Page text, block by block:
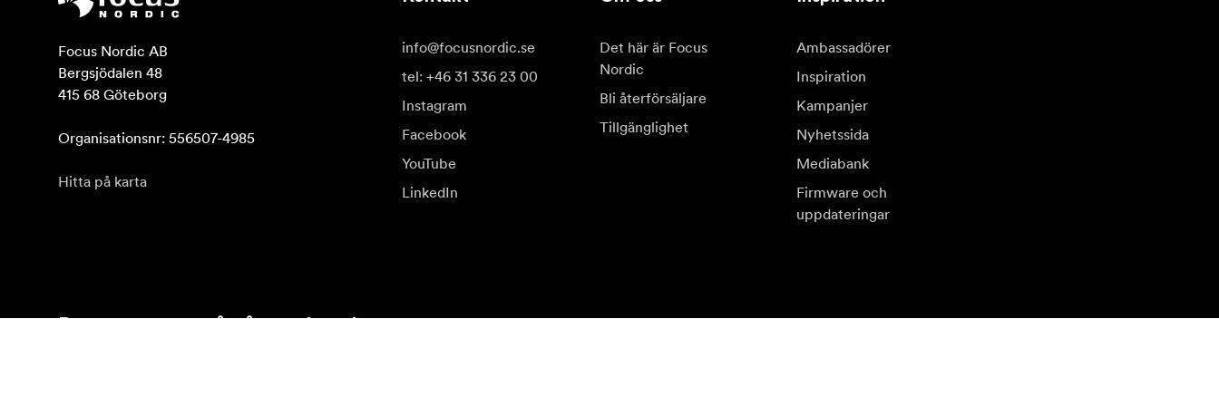
Focus Nordic AB
Bergsjödalen 48
415 68 Göteborg
Organisationsnr: 556507-4985
Hitta på karta
info@focusnordic.se
tel: +46 31 336 23 00
Instagram
Facebook
YouTube
LinkedIn
Det här är Focus
Nordic
Bli återförsäljare
Tillgänglighet
Ambassadörer
Inspiration
Kampanjer
Nyhetssida
Mediabank
Firmware och
uppdateringar